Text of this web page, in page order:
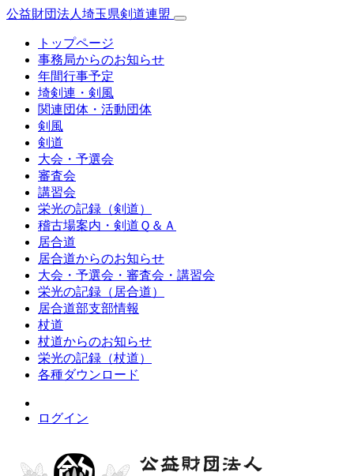
公益財団法人埼玉県剣道連盟
トップページ
事務局からのお知らせ
年間行事予定
埼剣連・剣風
関連団体・活動団体
剣風
剣道
大会・予選会
審査会
講習会
栄光の記録（剣道）
稽古場案内・剣道Ｑ＆Ａ
居合道
居合道からのお知らせ
大会・予選会・審査会・講習会
栄光の記録（居合道）
居合道部支部情報
杖道
杖道からのお知らせ
栄光の記録（杖道）
各種ダウンロード
ログイン